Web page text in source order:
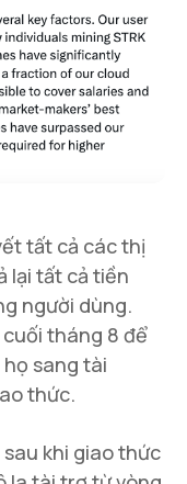
tất cả các thị
lại tất cả tiền
người dùng.
tháng 8 để
sang tài
thức.
khi giao thức